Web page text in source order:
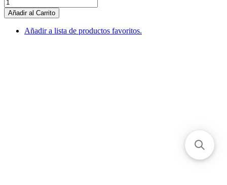
Añadir al Carrito
Añadir a lista de productos favoritos.